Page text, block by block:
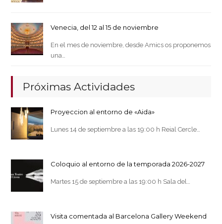
Venecia, del 12 al 15 de noviembre
En el mes de noviembre, desde Amics os proponemos
una…
Próximas Actividades
Proyeccion al entorno de «Aida»
Lunes 14 de septiembre a las 19:00 h Reial Cercle…
Coloquio al entorno de la temporada 2026-2027
Martes 15 de septiembre a las 19:00 h Sala del…
Visita comentada al Barcelona Gallery Weekend